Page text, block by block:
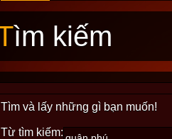
Tìm kiếm
Tìm và lấy những gì bạn muốn!
Từ tìm kiếm: